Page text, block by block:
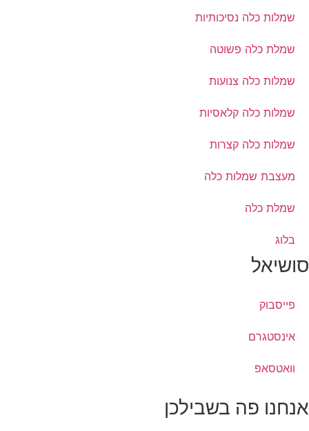
שמלות כלה נסיכותיות
שמלת כלה פשוטה
שמלות כלה צנועות
שמלות כלה קלאסיות
שמלות כלה קצרות
מעצבת שמלות כלה
שמלת כלה
בלוג
סושיאל
פייסבוק
אינסטגרם
וואטסאפ
אנחנו פה בשבילכן